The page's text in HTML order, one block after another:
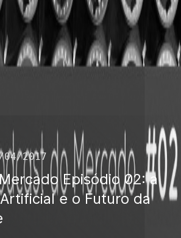
04/2017
Episódio 02: a
e o Futuro da